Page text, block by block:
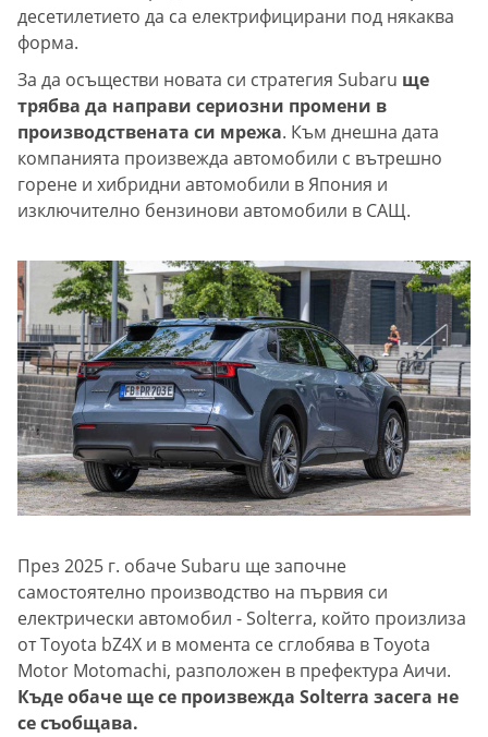
десетилетието да са електрифицирани под някаква
форма.
За да осъществи новата си стратегия Subaru ще
трябва да направи сериозни промени в
производствената си мрежа. Към днешна дата
компанията произвежда автомобили с вътрешно
горене и хибридни автомобили в Япония и
изключително бензинови автомобили в САЩ.
През 2025 г. обаче Subaru ще започне
самостоятелно производство на първия си
електрически автомобил - Solterra, който произлиза
от Toyota bZ4X и в момента се сглобява в Toyota
Motor Motomachi, разположен в префектура Аичи.
Къде обаче ще се произвежда Solterra засега не
се съобщава.